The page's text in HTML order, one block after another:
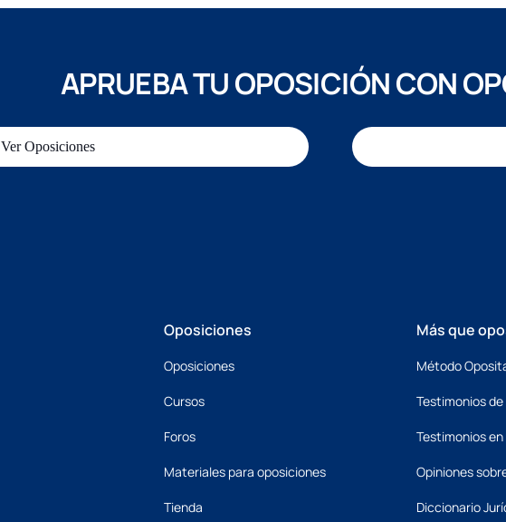
APRUEBA TU OPOSICIÓN CON
Ver Oposiciones
Oposiciones
Oposiciones
Cursos
Foros
Materiales para oposiciones
Tienda
Más que
Método
Testimonios
Testimonios
Opiniones
Diccionario